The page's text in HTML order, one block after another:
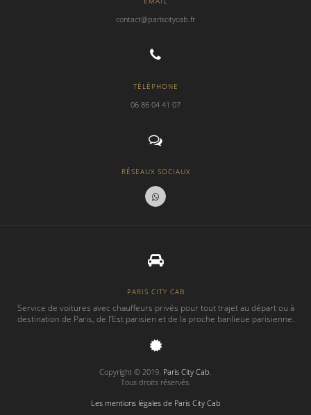
contact@pariscitycab.fr
TÉLÉPHONE
06 86 04 41 07
RÉSEAUX SOCIAUX
PARIS CITY CAB
Service de voitures avec chauffeurs privés pour tout trajet au départ ou à
destination de Paris, de l’Est parisien et de la proche banlieue parisienne.
Copyright © 2019. Paris City Cab
Tous droits réservés.
Les mentions légales de Paris City Cab